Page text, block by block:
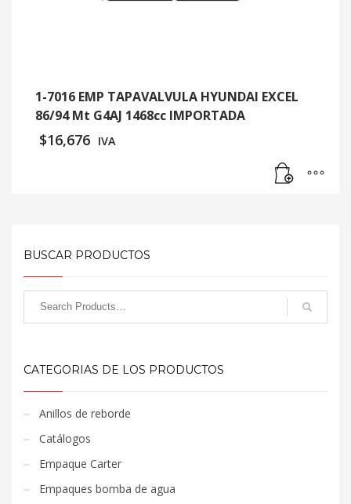
1-7016 EMP TAPAVALVULA HYUNDAI EXCEL
86/94 Mt G4AJ 1468cc IMPORTADA
$16,676 IVA
BUSCAR PRODUCTOS
CATEGORIAS DE LOS PRODUCTOS
Anillos de reborde
Catálogos
Empaque Carter
Empaques bomba de agua